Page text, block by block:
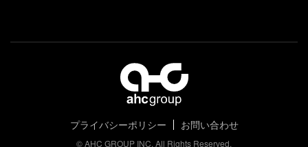
プライバシーポリシー お問い合わせ
© AHC GROUP INC. All Rights Reserved.